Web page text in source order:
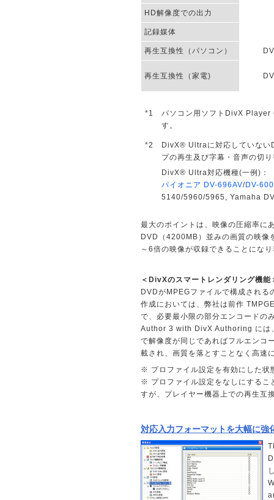
HD解像度での出力
記録媒体
再生互換性（パソコン）
再生互換性（家電)
*1
パソコン用ソフトDivX Player
す。
*2
DivX® Ultraに対応していない
プの再生及び字幕・音声の切
DivX® Ultra対応機種(一例)：
パイオニア DV-696AV/DV-
5140/5960/5965, Yamaha
最大のポイントは、映像の圧縮率
DVD（4200MB）並みの画質の映
～6倍の映像が収録できることにな
＜DivXのスマートレンダリング機能
DVDがMPEGファイルで構成され
作成においては、弊社は前作
で、必要最小限の部分エンコードの
Author 3 with DivX Authoring には
で解像度が同じであればフルエン
載され、画質を落とすことなく高速
※ プロファイル設定を有効にした状
※ プロファイル設定をなしにするこ
すが、プレイヤー機器上での再生互
対応入力フォーマットを大幅に強